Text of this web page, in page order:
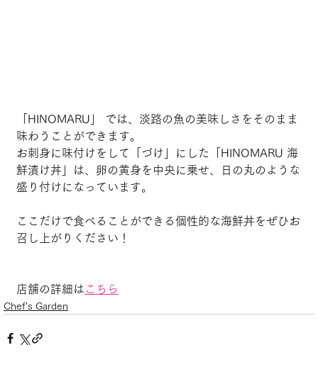
「HINOMARU」 では、淡路の魚の美味しさをそのまま
味わうことができます。
お刺身に味付けをして「づけ」にした「HINOMARU 海
鮮漬け丼」は、卵の黄身を中央に乗せ、日の丸のような
盛り付けになっています。
ここだけで食べることができる個性的な海鮮丼をぜひお
召し上がりください！
店舗の詳細は こちら
Chef's Garden